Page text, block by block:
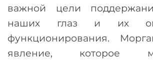
важной цели
наших глаз и их
функционирования.
явление, которое